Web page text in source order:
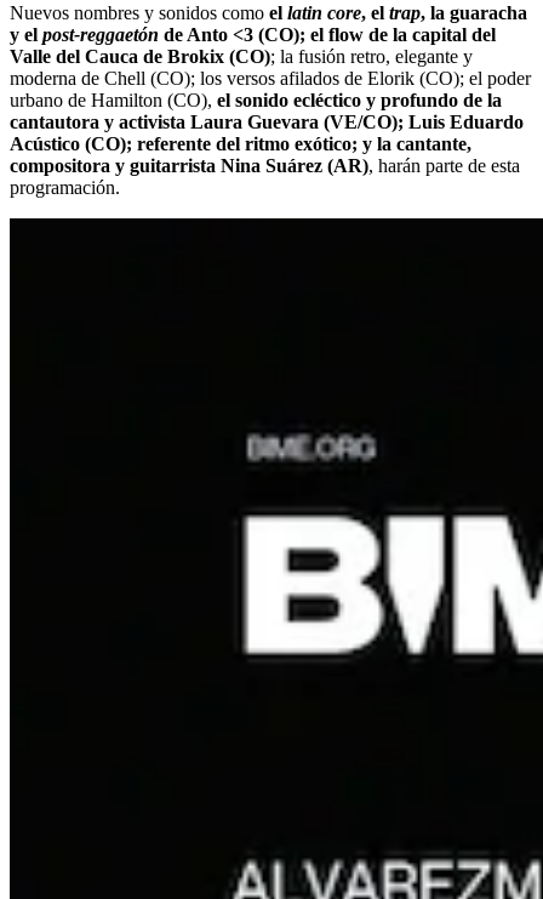
Nuevos nombres y sonidos como el latin core, el trap, la guaracha
y el post-reggaetón de Anto <3 (CO); el flow de la capital del
Valle del Cauca de Brokix (CO); la fusión retro, elegante y
moderna de Chell (CO); los versos afilados de Elorik (CO); el poder
urbano de Hamilton (CO), el sonido ecléctico y profundo de la
cantautora y activista Laura Guevara (VE/CO); Luis Eduardo
Acústico (CO); referente del ritmo exótico; y la cantante,
compositora y guitarrista Nina Suárez (AR), harán parte de esta
programación.